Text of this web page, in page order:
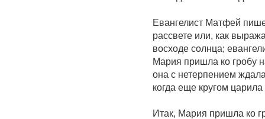
Евангелист Матфей
рассвете или, как
восходе солнца;
Мария пришла ко гробу
она с нетерпением
когда еще кругом
Итак, Мария пришла ко